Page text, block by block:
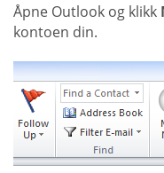
Åpne Outlook og klikk
kontoen din.